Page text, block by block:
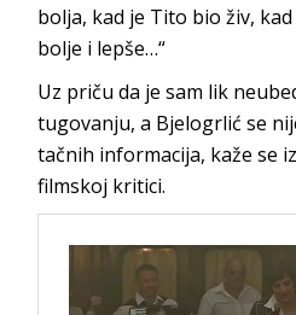
bolja, kad je Tito bio živ,
bolje i lepše…“
Uz priču da je sam lik
tugovanju, a Bjelogrlić se
tačnih informacija, kaže se
filmskoj kritici.